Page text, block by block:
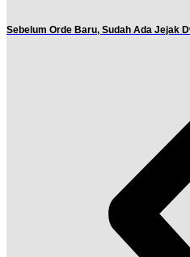
Sebelum Orde Baru, Sudah Ada Jejak